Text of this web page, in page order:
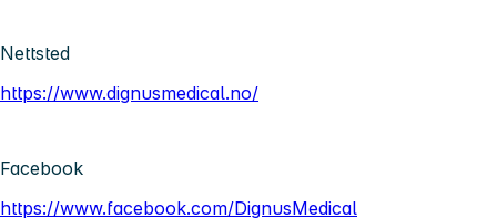
Nettsted
https://www.dignusmedical.no/
Facebook
https://www.facebook.com/DignusMedical